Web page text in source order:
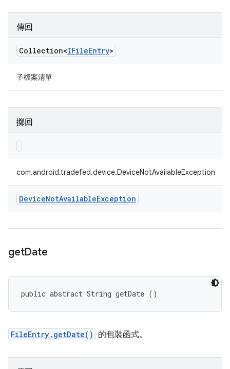
傳回
Collection<IFileEntry>
子檔案清單
擲回
com.android.tradefed.device.DeviceNotAvailableException
DeviceNotAvailableException
getDate
public abstract String getDate ()
FileEntry.getDate() 的包裝函式。